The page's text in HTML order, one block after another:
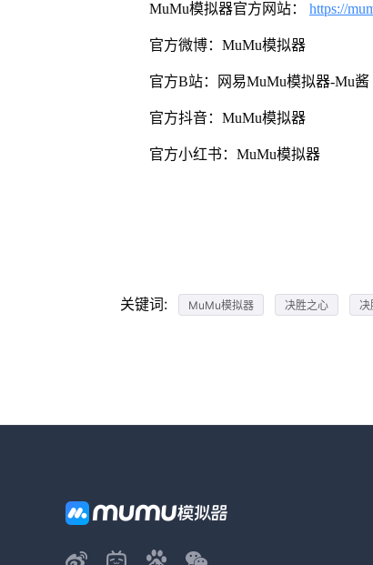
MuMu模拟器官方网站： https://
官方微博：MuMu模拟器
官方B站：网易MuMu模拟器-Mu酱
官方抖音：MuMu模拟器
官方小红书：MuMu模拟器
关键词: MuMu模拟器 决胜之心 决